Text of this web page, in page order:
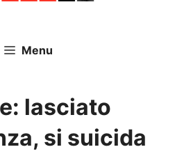
Menu
lasciato
si suicida